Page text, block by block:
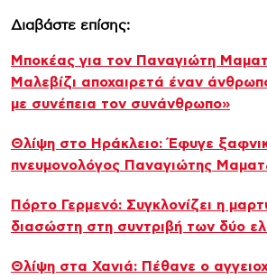
Διαβάστε επίσης:
Μποκέας για τον Παναγιώτη
Μαλεβίζι αποχαιρετά έναν
με συνέπεια τον συνάνθρωπο»
Θλίψη στο Ηράκλειο: Έφυγε
πνευμονολόγος Παναγιώτης
Πόρτο Γερμενό: Συγκλονίζει η
διασώστη στη συντριβή των δύο
Θλίψη στα Χανιά: Πέθανε ο